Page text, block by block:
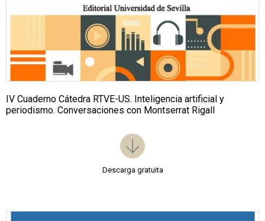
IV Cuaderno Cátedra RTVE-US. Inteligencia artificial y
periodismo. Conversaciones con Montserrat Rigall
Descarga gratuita